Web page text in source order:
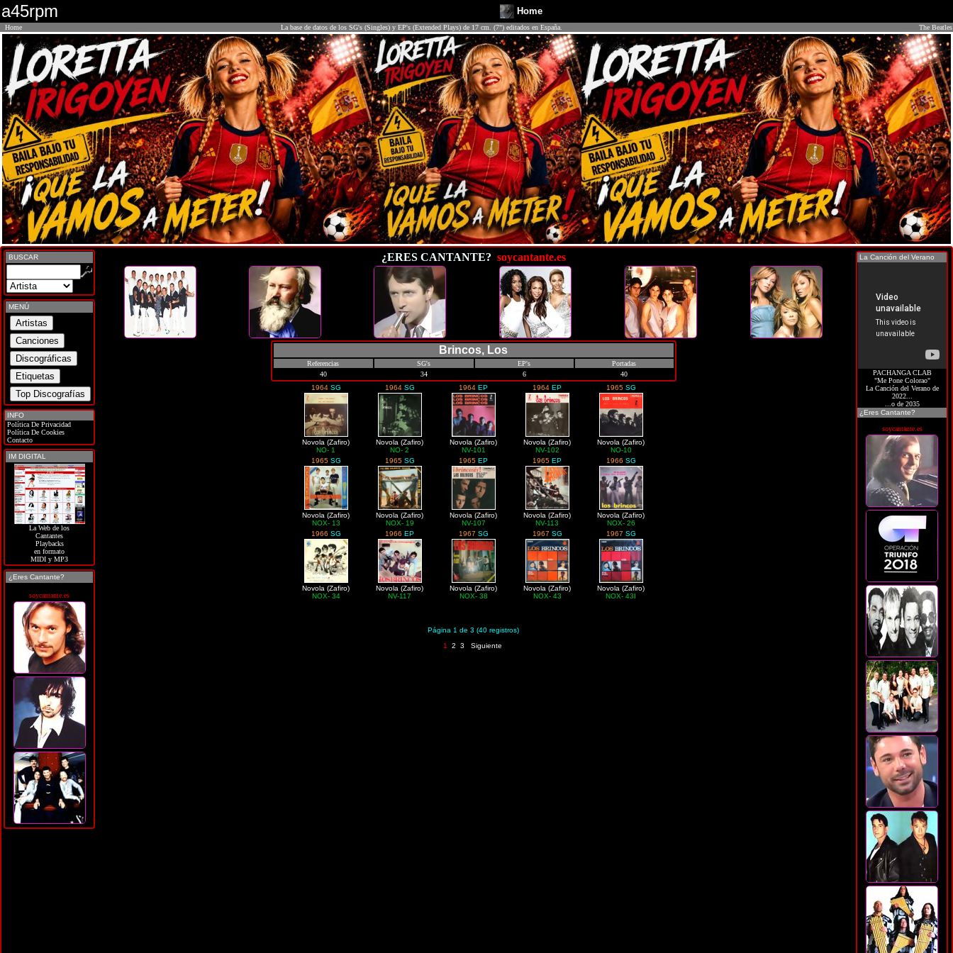
a45rpm Home
Home La base de datos de los SG's (Singles) y EP's (Extended Plays) de 17 cm. (7") editados en España. The Beatles
BUSCAR
MENÚ
INFO
Política De Privacidad
Política De Cookies
Contacto
IM DIGITAL
La Web de los
Cantantes
Playbacks
en formato
MIDI y MP3
¿Eres Cantante?
soycantante.es
¿ERES CANTANTE? soycantante.es
Brincos, Los
Referencias SG's EP's
Portadas
40
34 6
40
1964 SG
Novola (Zafiro)
NO- 1
1964 SG
Novola (Zafiro)
NO- 2
1964 EP
Novola (Zafiro)
NV-101
1964 EP
Novola (Zafiro)
NV-102
1965 SG
Novola (Zafiro)
NO-10
1965 SG
Novola (Zafiro)
NOX- 13
1965 SG
Novola (Zafiro)
NOX- 19
1965 EP
Novola (Zafiro)
NV-107
1965 EP
Novola (Zafiro)
NV-113
1966 SG
Novola (Zafiro)
NOX- 26
1966 SG
Novola (Zafiro)
NOX- 34
1966 EP
Novola (Zafiro)
NV-117
1967 SG
Novola (Zafiro)
NOX- 38
1967 SG
Novola (Zafiro)
NOX- 43
1967 SG
Novola (Zafiro)
NOX- 43I
Página 1 de 3 (40 registros)
1 2 3 Siguiente
La Canción del Verano
PACHANGA CLAB
"Me Pone Colorao"
La Canción del Verano de
2022...
...o de 2035
¿Eres Cantante?
soycantante.es